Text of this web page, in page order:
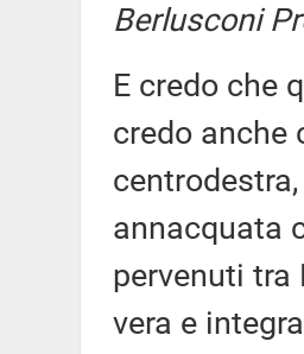
Berlusconi
E credo che
credo anche
annacquata
pervenuti tra
vera e